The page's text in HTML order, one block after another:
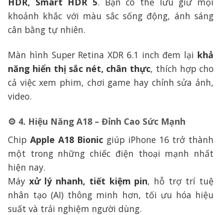
khoảnh khắc với màu sắc sống động, ánh sáng
cân bằng tự nhiên.
Màn hình Super Retina XDR 6.1 inch đem lại khả
năng hiển thị sắc nét, chân thực, thích hợp cho
cả việc xem phim, chơi game hay chỉnh sửa ảnh,
video.
⚙️ 4. Hiệu Năng A18 – Đỉnh Cao Sức Mạnh
Chip Apple A18 Bionic giúp iPhone 16 trở thành
một trong những chiếc điện thoại mạnh nhất
hiện nay.
Máy xử lý nhanh, tiết kiệm pin, hỗ trợ trí tuệ
nhân tạo (AI) thông minh hơn, tối ưu hóa hiệu
suất và trải nghiệm người dùng.